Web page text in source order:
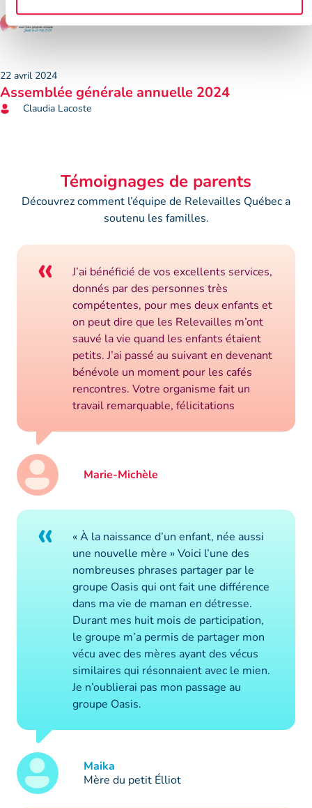
22 avril 2024
Assemblée générale annuelle 2024
Claudia Lacoste
Témoignages de parents
Découvrez comment l’équipe de Relevailles Québec a
soutenu les familles.
«
J’ai bénéficié de vos excellents services,
donnés par des personnes très
compétentes, pour mes deux enfants et
on peut dire que les Relevailles m’ont
sauvé la vie quand les enfants étaient
petits. J’ai passé au suivant en devenant
bénévole un moment pour les cafés
rencontres. Votre organisme fait un
travail remarquable, félicitations
Marie-Michèle
«
« À la naissance d’un enfant, née aussi
une nouvelle mère » Voici l’une des
nombreuses phrases partager par le
groupe Oasis qui ont fait une différence
dans ma vie de maman en détresse.
Durant mes huit mois de participation,
le groupe m’a permis de partager mon
vécu avec des mères ayant des vécus
similaires qui résonnaient avec le mien.
Je n’oublierai pas mon passage au
groupe Oasis.
Maika
Mère du petit Élliot